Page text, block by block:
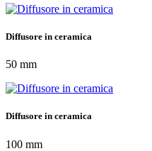
Diffusore in ceramica
50 mm
Diffusore in ceramica
100 mm